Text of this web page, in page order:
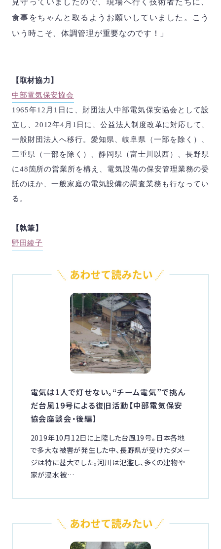
見守っていましたので、現場へ行く技術者たちに、
食事をちゃんと取るようお願いしていました。こう
いう時こそ、体調管理が重要なのです！」
【取材協力】
中部電気保安協会
1965年12 月 1 日に、財団法人中部電気保安協会として設
立し、 2012年4 月 1 日に、公益法人制度改革に対応して、
一般財団法人へ移行。愛知県、岐阜県（一部を除く）、
三重県（一部を除く）、静岡県（富士川以西）、長野県
に48箇所の営業所を構え、電気設備の保安管理業務の委
託のほか、一般家庭の電気設備の調査業務も行なってい
る。
【執筆】
野田綾子
電気は1人で灯せない。“チーム電気”で挑ん
だ台風19号による復旧活動【中部電気保安
協会座談会・後編】
2019年10月12日に上陸した台風19号。日本各地
で多大な被害が発生した中、長野県が受けたダメー
ジは特に甚大でした。河川は氾濫し、多くの建物や
家が浸水被…